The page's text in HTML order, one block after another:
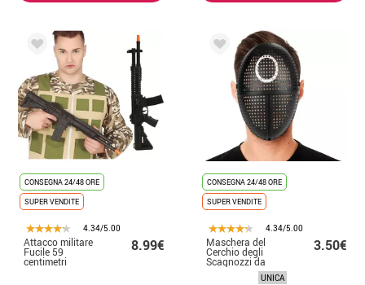
CONSEGNA 24/48 ORE
SUPER VENDITE
4.34/5.00
Attacco militare
Fucile 59
centimetri
8.99€
CONSEGNA 24/48 ORE
SUPER VENDITE
4.34/5.00
Maschera del
Cerchio degli
Scagnozzi da
The Game
3.50€
UNICA